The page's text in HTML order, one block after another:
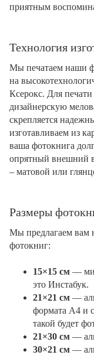
приятным
Технология
Мы печатаем наши
на
Ксерокс. Для
дизайнерскую
скрепляется
изготавливаем из
ваша фотокнига
опрятный внешний
– матовой или
Размеры
Мы предлагаем вам
фотокниг:
15×15 см —
это Инстабук.
21×21 см —
формата А4 и
такой будет
21×30 см —
30×21 см —